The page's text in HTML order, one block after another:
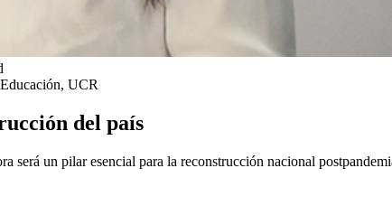
UCR
del país
será un pilar esencial para la reconstrucción nacional